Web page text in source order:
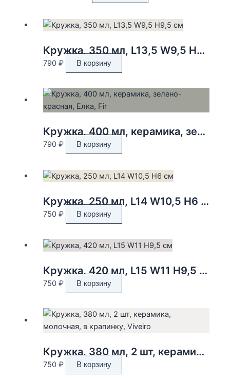
составляла
1150 ₽.
цена:
805 ₽.
Кружка, 350 мл, L13,5 W9,5 H9,5 см
790 ₽ В корзину
Кружка, 400 мл, керамика, зелено-красная, Елка, Fir
790 ₽ В корзину
Кружка, 250 мл, L14 W10,5 H6 см
750 ₽ В корзину
Кружка, 420 мл, L15 W11 H9,5 см
750 ₽ В корзину
Кружка, 380 мл, 2 шт, керамика, молочная, в крапинку, Viveiro
750 ₽ В корзину